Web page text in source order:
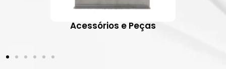
Acessórios e Peças